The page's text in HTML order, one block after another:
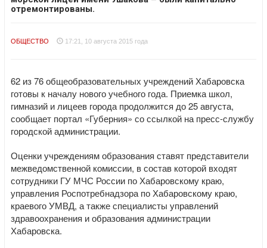
отремонтированы.
ОБЩЕСТВО 17:21, 10 августа 2015 года
62 из 76 общеобразовательных учреждений Хабаровска
готовы к началу нового учебного года. Приемка школ,
гимназий и лицеев города продолжится до 25 августа,
сообщает портал «Губерния» со ссылкой на пресс-службу
городской администрации.
Оценки учреждениям образования ставят представители
межведомственной комиссии, в состав которой входят
сотрудники ГУ МЧС России по Хабаровскому краю,
управления Роспотребнадзора по Хабаровскому краю,
краевого УМВД, а также специалисты управлений
здравоохранения и образования администрации
Хабаровска.